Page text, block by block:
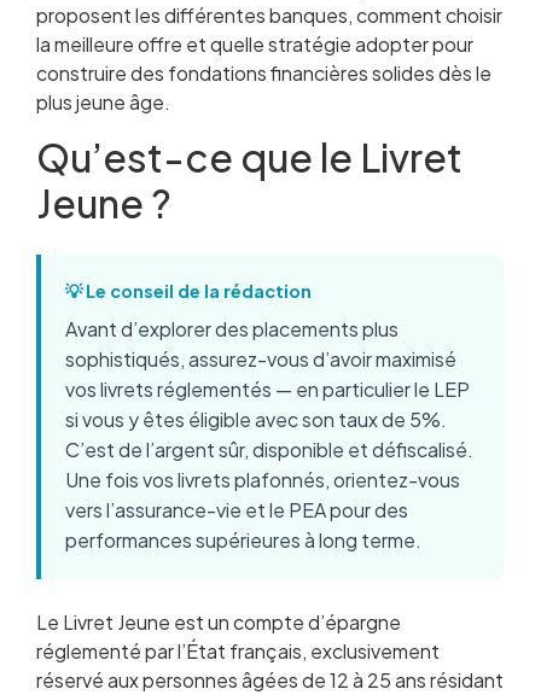
proposent les différentes banques, comment choisir
la meilleure offre et quelle stratégie adopter pour
construire des fondations financières solides dès le
plus jeune âge.
Qu’est-ce que le Livret
Jeune ?
💡 Le conseil de la rédaction
Avant d’explorer des placements plus
sophistiqués, assurez-vous d’avoir maximisé
vos livrets réglementés — en particulier le LEP
si vous y êtes éligible avec son taux de 5%.
C’est de l’argent sûr, disponible et défiscalisé.
Une fois vos livrets plafonnés, orientez-vous
vers l’assurance-vie et le PEA pour des
performances supérieures à long terme.
Le Livret Jeune est un compte d’épargne
réglementé par l’État français, exclusivement
réservé aux personnes âgées de 12 à 25 ans résidant